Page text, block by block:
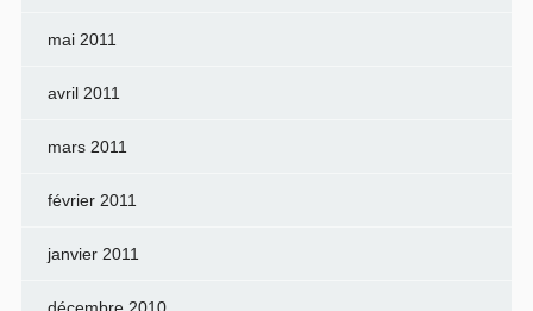
mai 2011
avril 2011
mars 2011
février 2011
janvier 2011